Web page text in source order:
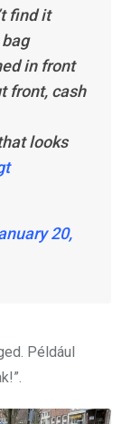
find it
in front
front, cash
looks
20,
Például